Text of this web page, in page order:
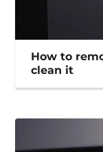
How to
clean it